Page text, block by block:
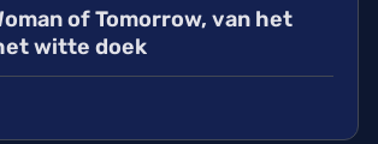
of Tomorrow, van het
witte doek